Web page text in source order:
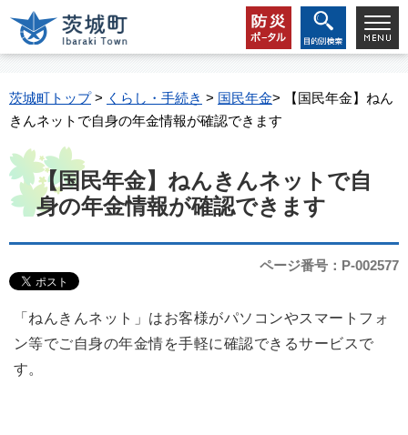
茨城町トップ> くらし・手続き > 国民年金> 【国民年金】ねん
きんネットで自身の年金情報が確認できます
【国民年金】ねんきんネットで自
身の年金情報が確認できます
ページ番号：P-002577
「ねんきんネット」はお客様がパソコンやスマートフォ
ン等でご自身の年金情を手軽に確認できるサービスで
す。